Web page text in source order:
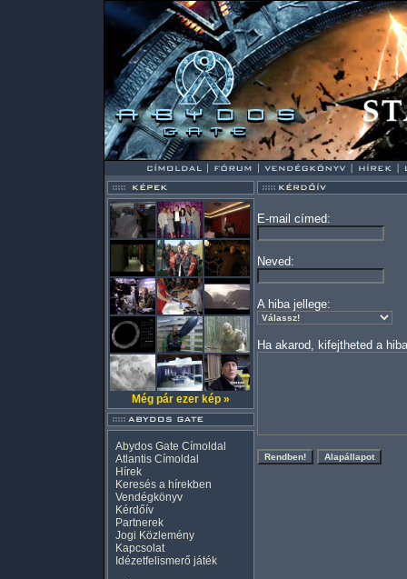
Még pár ezer kép »
Abydos Gate Címoldal
Atlantis Címoldal
Hírek
Keresés a hírekben
Vendégkönyv
Kérdőív
Partnerek
Jogi Közlemény
Kapcsolat
Idézetfelismerő játék
E-mail címed:
Neved:
A hiba jellege:
Ha akarod, kifejtheted a